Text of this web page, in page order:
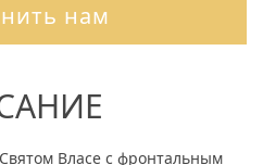
нам
Власе с фронтальным